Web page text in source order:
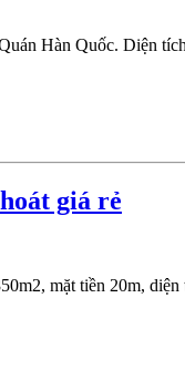
Hàn Quốc. Diện
giá rẻ
mặt tiền 20m,